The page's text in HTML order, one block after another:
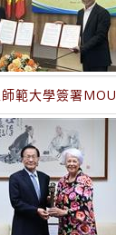
範大學簽署MOU